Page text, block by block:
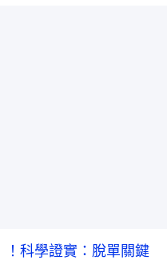
科學證實：脫單關鍵